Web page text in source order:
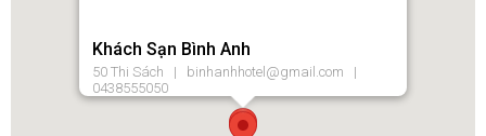
Khách Sạn Bình Anh
50 Thi Sách | binhanhhotel@gmail.com |
0438555050